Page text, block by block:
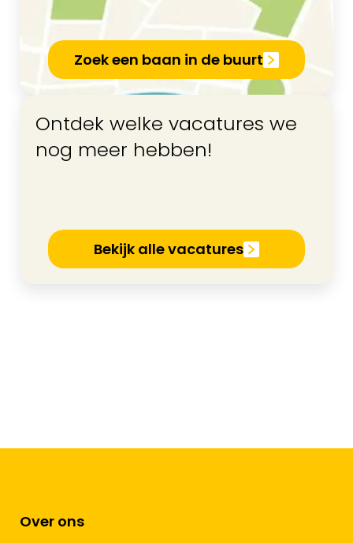
Zoek een baan in de buurt
Ontdek welke vacatures we
nog meer hebben!
Bekijk alle vacatures
Over ons